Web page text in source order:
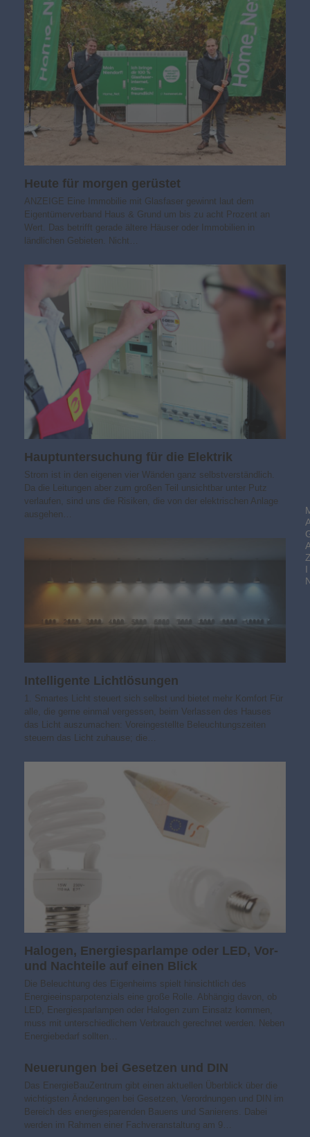
Heute für morgen gerüstet
ANZEIGE Eine Immobilie mit Glasfaser gewinnt laut dem
Eigentümerverband Haus & Grund um bis zu acht Prozent an
Wert. Das betrifft gerade ältere Häuser oder Immobilien in
ländlichen Gebieten. Nicht…
Hauptuntersuchung für die Elektrik
Strom ist in den eigenen vier Wänden ganz selbstverständlich.
Da die Leitungen aber zum großen Teil unsichtbar unter Putz
verlaufen, sind uns die Risiken, die von der elektrischen Anlage
ausgehen…
Intelligente Lichtlösungen
1. Smartes Licht steuert sich selbst und bietet mehr Komfort Für
alle, die gerne einmal vergessen, beim Verlassen des Hauses
das Licht auszumachen: Voreingestellte Beleuchtungszeiten
steuern das Licht zuhause; die…
Halogen, Energiesparlampe oder LED, Vor-
und Nachteile auf einen Blick
Die Beleuchtung des Eigenheims spielt hinsichtlich des
Energieeinsparpotenzials eine große Rolle. Abhängig davon, ob
LED, Energiesparlampen oder Halogen zum Einsatz kommen,
muss mit unterschiedlichem Verbrauch gerechnet werden. Neben
Energiebedarf sollten…
Neuerungen bei Gesetzen und DIN
Das EnergieBauZentrum gibt einen aktuellen Überblick über die
wichtigsten Änderungen bei Gesetzen, Verordnungen und DIN im
Bereich des energiesparenden Bauens und Sanierens. Dabei
werden im Rahmen einer Fachveranstaltung am 9…
I